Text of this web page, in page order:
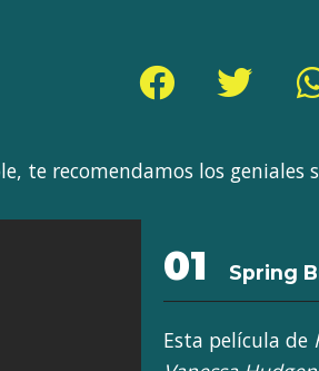
te recomendamos los geniales
01 Spring
Esta película de